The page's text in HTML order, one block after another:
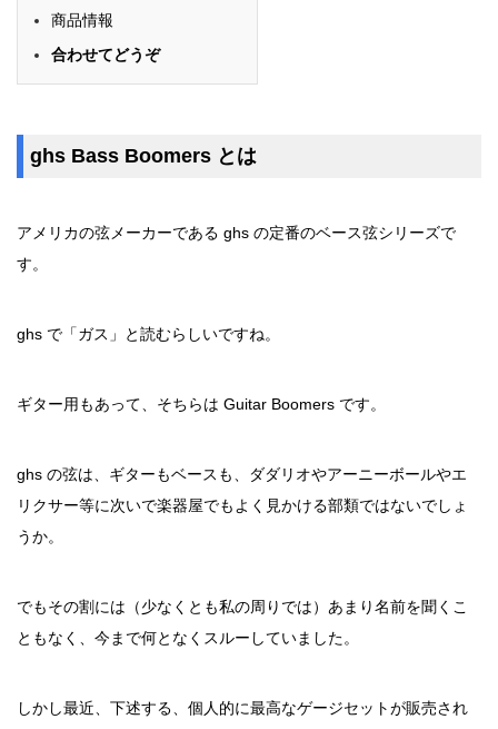
商品情報
合わせてどうぞ
ghs Bass Boomers とは
アメリカの弦メーカーである ghs の定番のベース弦シリーズで
す。
ghs で「ガス」と読むらしいですね。
ギター用もあって、そちらは Guitar Boomers です。
ghs の弦は、ギターもベースも、ダダリオやアーニーボールやエ
リクサー等に次いで楽器屋でもよく見かける部類ではないでしょ
うか。
でもその割には（少なくとも私の周りでは）あまり名前を聞くこ
ともなく、今まで何となくスルーしていました。
しかし最近、下述する、個人的に最高なゲージセットが販売され